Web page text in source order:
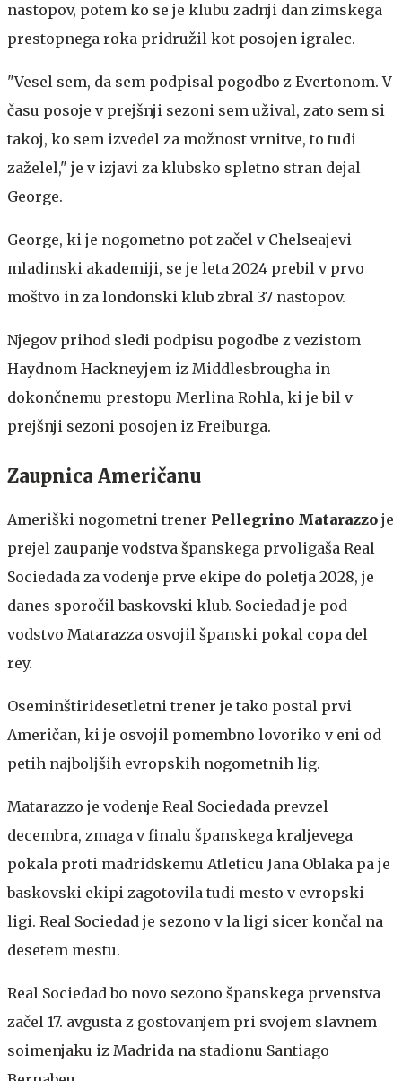
nastopov, potem ko se je klubu zadnji dan zimskega
prestopnega roka pridružil kot posojen igralec.
"Vesel sem, da sem podpisal pogodbo z Evertonom. V
času posoje v prejšnji sezoni sem užival, zato sem si
takoj, ko sem izvedel za možnost vrnitve, to tudi
zaželel," je v izjavi za klubsko spletno stran dejal
George.
George, ki je nogometno pot začel v Chelseajevi
mladinski akademiji, se je leta 2024 prebil v prvo
moštvo in za londonski klub zbral 37 nastopov.
Njegov prihod sledi podpisu pogodbe z vezistom
Haydnom Hackneyjem iz Middlesbrougha in
dokončnemu prestopu Merlina Rohla, ki je bil v
prejšnji sezoni posojen iz Freiburga.
Zaupnica Američanu
Ameriški nogometni trener Pellegrino Matarazzo je
prejel zaupanje vodstva španskega prvoligaša Real
Sociedada za vodenje prve ekipe do poletja 2028, je
danes sporočil baskovski klub. Sociedad je pod
vodstvo Matarazza osvojil španski pokal copa del
rey.
Oseminštiridesetletni trener je tako postal prvi
Američan, ki je osvojil pomembno lovoriko v eni od
petih najboljših evropskih nogometnih lig.
Matarazzo je vodenje Real Sociedada prevzel
decembra, zmaga v finalu španskega kraljevega
pokala proti madridskemu Atleticu Jana Oblaka pa je
baskovski ekipi zagotovila tudi mesto v evropski
ligi. Real Sociedad je sezono v la ligi sicer končal na
desetem mestu.
Real Sociedad bo novo sezono španskega prvenstva
začel 17. avgusta z gostovanjem pri svojem slavnem
soimenjaku iz Madrida na stadionu Santiago